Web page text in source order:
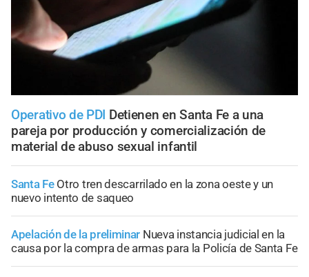
Operativo de PDI Detienen en Santa Fe a una
pareja por producción y comercialización de
material de abuso sexual infantil
Santa Fe Otro tren descarrilado en la zona oeste y un
nuevo intento de saqueo
Apelación de la preliminar Nueva instancia judicial en la
causa por la compra de armas para la Policía de Santa Fe